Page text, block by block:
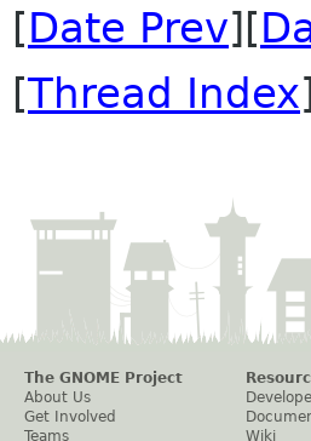
[Date Prev][
[Thread Index
The GNOME Project
About Us
Get Involved
Teams
Wiki